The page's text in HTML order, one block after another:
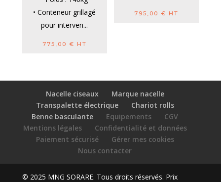
• Conteneur grillagé
pour interven...
775,00 € HT
795,00€ HT
Nacelle ciseaux
Marque nacelle
Transpalette électrique
Chariot rolls
Benne basculante
Equipements
CGV
Mentions légales
Confidentialité et données
Paiement sécurisé
Gérer mes cookies
Nous contacter
© 2025 MNG SORARE. Tous droits réservés. Prix